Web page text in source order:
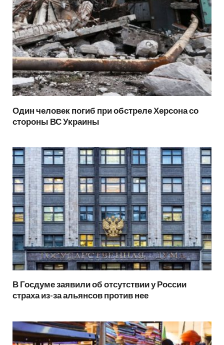
Один человек погиб при обстреле Херсона со
стороны ВС Украины
В Госдуме заявили об отсутствии у России
страха из-за альянсов против нее